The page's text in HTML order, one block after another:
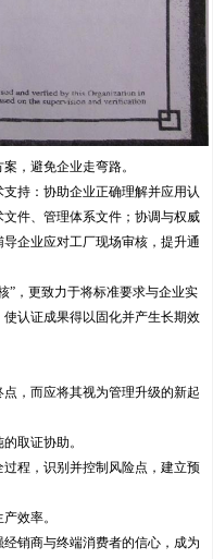
，避免企业走弯路。
持：协助企业正确理解并应用认
件、管理体系文件；协调与权威
企业应对工厂现场审核，提升通
”，更致力于将标准要求与企业实
认证成果得以固化并产生长期效
，而应将其视为管理升级的新起
取证协助。
程，识别并控制风险点，建立预
效率。
销商与终端消费者的信心，成为